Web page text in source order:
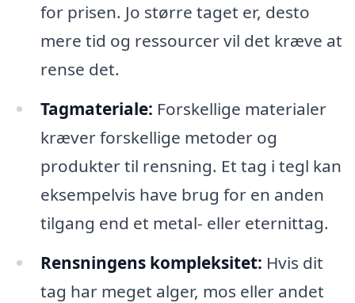
for prisen. Jo større taget er, desto
mere tid og ressourcer vil det kræve at
rense det.
Tagmateriale: Forskellige materialer
kræver forskellige metoder og
produkter til rensning. Et tag i tegl kan
eksempelvis have brug for en anden
tilgang end et metal- eller eternittag.
Rensningens kompleksitet: Hvis dit
tag har meget alger, mos eller andet